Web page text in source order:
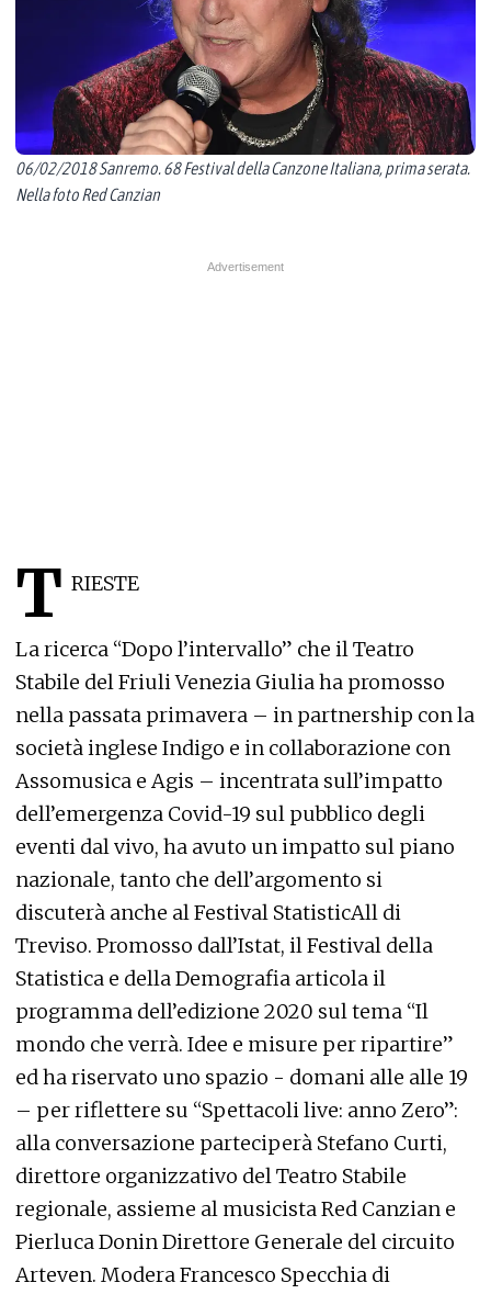
06/02/2018 Sanremo. 68 Festival della Canzone Italiana, prima serata.
Nella foto Red Canzian
T RIESTE
La ricerca “Dopo l’intervallo” che il Teatro
Stabile del Friuli Venezia Giulia ha promosso
nella passata primavera – in partnership con la
società inglese Indigo e in collaborazione con
Assomusica e Agis – incentrata sull’impatto
dell’emergenza Covid-19 sul pubblico degli
eventi dal vivo, ha avuto un impatto sul piano
nazionale, tanto che dell’argomento si
discuterà anche al Festival StatisticAll di
Treviso. Promosso dall’Istat, il Festival della
Statistica e della Demografia articola il
programma dell’edizione 2020 sul tema “Il
mondo che verrà. Idee e misure per ripartire”
ed ha riservato uno spazio - domani alle alle 19
– per riflettere su “Spettacoli live: anno Zero”:
alla conversazione parteciperà Stefano Curti,
direttore organizzativo del Teatro Stabile
regionale, assieme al musicista Red Canzian e
Pierluca Donin Direttore Generale del circuito
Arteven. Modera Francesco Specchia di